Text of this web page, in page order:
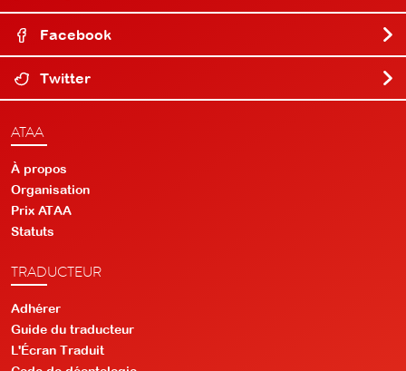
Facebook
Twitter
ATAA
À propos
Organisation
Prix ATAA
Statuts
TRADUCTEUR
Adhérer
Guide du traducteur
L'Écran Traduit